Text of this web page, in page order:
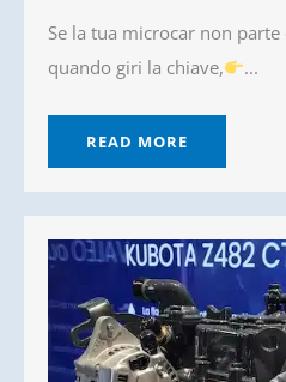
Se la tua microcar non parte
quando giri la chiave,
...
READ MORE